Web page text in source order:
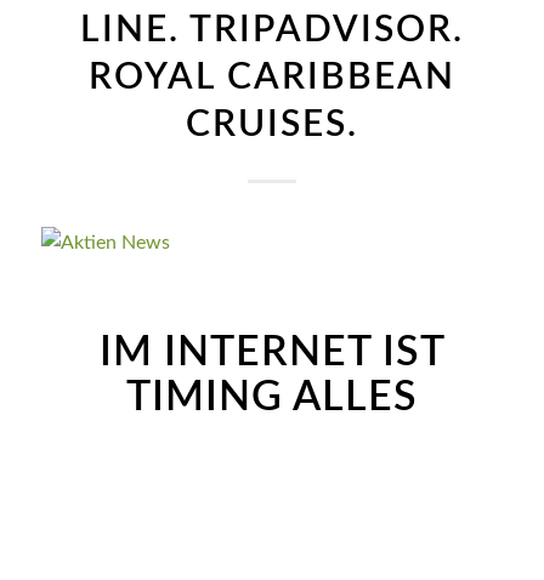
LINE. TRIPADVISOR.
ROYAL CARIBBEAN
CRUISES.
IM INTERNET IST
TIMING ALLES